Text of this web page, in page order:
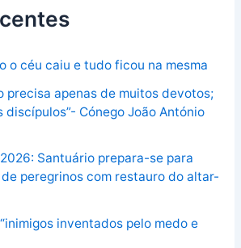
o céu caiu e tudo ficou na mesma
precisa apenas de muitos devotos;
discípulos”- Cónego João António
Santuário prepara-se para
peregrinos com restauro do altar-
inventados pelo medo e